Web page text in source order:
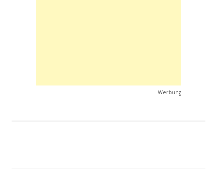
Werbung